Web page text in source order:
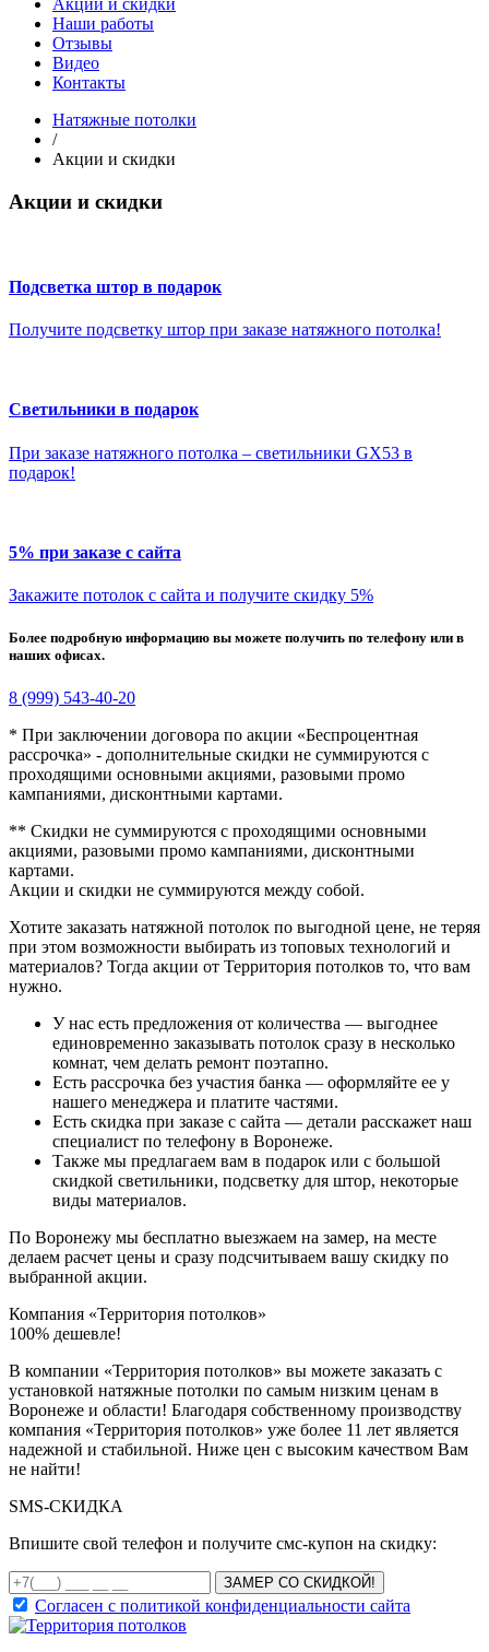
Акции и скидки
Наши работы
Отзывы
Видео
Контакты
Натяжные потолки
/
Акции и скидки
Акции и скидки
Подсветка штор в подарок
Получите подсветку штор при заказе натяжного потолка!
Светильники в подарок
При заказе натяжного потолка – светильники GX53 в
подарок!
5% при заказе с сайта
Закажите потолок с сайта и получите скидку 5%
Более подробную информацию вы можете получить по телефону или в
наших офисах.
8 (999) 543-40-20
* При заключении договора по акции «Беспроцентная
рассрочка» - дополнительные скидки не суммируются с
проходящими основными акциями, разовыми промо
кампаниями, дисконтными картами.
** Скидки не суммируются с проходящими основными
акциями, разовыми промо кампаниями, дисконтными
картами.
Акции и скидки не суммируются между собой.
Хотите заказать натяжной потолок по выгодной цене, не теряя
при этом возможности выбирать из топовых технологий и
материалов? Тогда акции от Территория потолков то, что вам
нужно.
У нас есть предложения от количества — выгоднее
единовременно заказывать потолок сразу в несколько
комнат, чем делать ремонт поэтапно.
Есть рассрочка без участия банка — оформляйте ее у
нашего менеджера и платите частями.
Есть скидка при заказе с сайта — детали расскажет наш
специалист по телефону в Воронеже.
Также мы предлагаем вам в подарок или с большой
скидкой светильники, подсветку для штор, некоторые
виды материалов.
По Воронежу мы бесплатно выезжаем на замер, на месте
делаем расчет цены и сразу подсчитываем вашу скидку по
выбранной акции.
Компания «Территория потолков»
100% дешевле!
В компании «Территория потолков» вы можете заказать с
установкой натяжные потолки по самым низким ценам в
Воронеже и области! Благодаря собственному производству
компания «Территория потолков» уже более 11 лет является
надежной и стабильной. Ниже цен с высоким качеством Вам
не найти!
SMS-СКИДКА
Впишите свой телефон и получите смс-купон на скидку:
ЗАМЕР СО СКИДКОЙ!
Согласен с политикой конфиденциальности сайта